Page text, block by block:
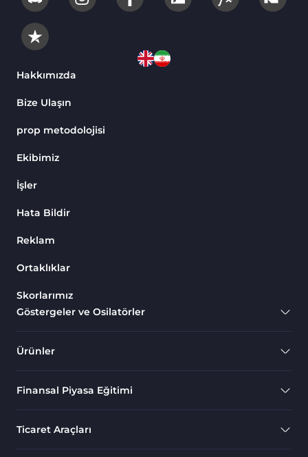
Hakkımızda
Bize Ulaşın
prop metodolojisi
Ekibimiz
İşler
Hata Bildir
Reklam
Ortaklıklar
Skorlarımız
Göstergeler ve Osilatörler
Ürünler
Finansal Piyasa Eğitimi
Ticaret Araçları